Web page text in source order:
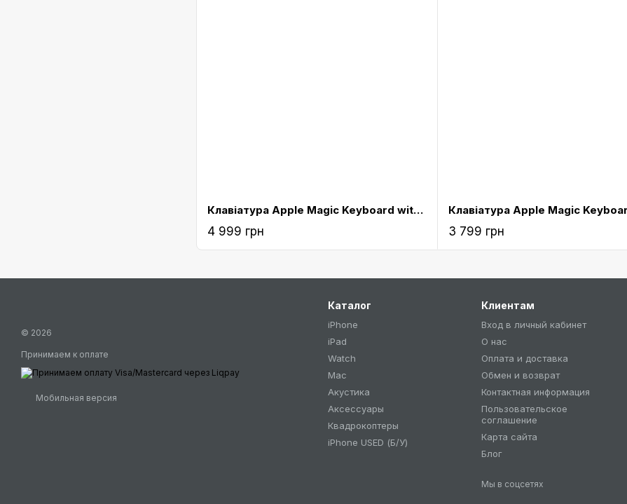
Клавіатура Apple Magic Keyboard with Numeric Keypad Space Gray (MRMH2)
4 999 грн 3 799 грн
© 2026
Принимаем к оплате
Мобильная версия
Каталог
iPhone
iPad
Watch
Mac
Акустика
Аксессуары
Квадрокоптеры
iPhone USED (Б/У)
Клиентам
Вход в личный кабинет
О нас
Оплата и доставка
Обмен и возврат
Контактная информация
Пользовательское
соглашение
Карта сайта
Блог
Мы в соцсетях